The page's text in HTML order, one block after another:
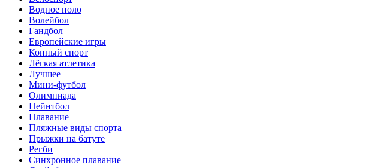
Водное поло
Волейбол
Гандбол
Европейские игры
Конный спорт
Лёгкая атлетика
Лучшее
Мини-футбол
Олимпиада
Пейнтбол
Плавание
Пляжные виды спорта
Прыжки на батуте
Регби
Синхронное плавание